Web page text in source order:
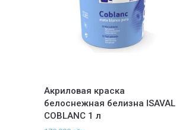
Акриловая краска
белоснежная белизна ISAVAL
COBLANC 1 л